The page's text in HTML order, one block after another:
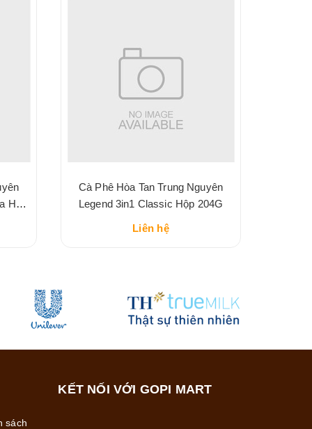
Hộp
Cà Phê Hòa Tan Trung Nguyên
Legend 3in1 Classic Hộp 204G
Liên hệ
sách
KẾT NỐI VỚI GOPI MART